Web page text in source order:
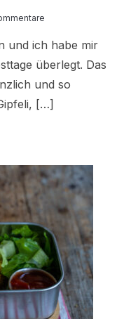
und ich habe mir
überlegt. Das
und so
[…]